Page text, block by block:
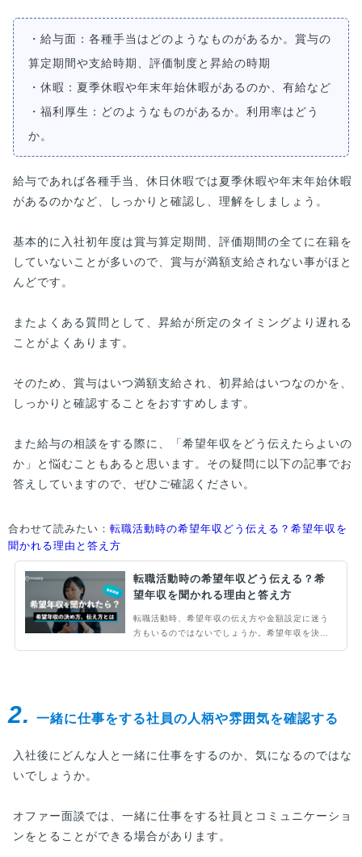
・給与面：各種手当はどのようなものがあるか。賞与の
算定期間や支給時期、評価制度と昇給の時期
・休暇：夏季休暇や年末年始休暇があるのか、有給など
・福利厚生：どのようなものがあるか。利用率はどう
か。
給与であれば各種手当、休日休暇では夏季休暇や年末年始休暇
があるのかなど、しっかりと確認し、理解をしましょう。
基本的に入社初年度は賞与算定期間、評価期間の全てに在籍を
していないことが多いので、賞与が満額支給されない事がほと
んどです。
またよくある質問として、昇給が所定のタイミングより遅れる
ことがよくあります。
そのため、賞与はいつ満額支給され、初昇給はいつなのかを、
しっかりと確認することをおすすめします。
また給与の相談をする際に、「希望年収をどう伝えたらよいの
か」と悩むこともあると思います。その疑問に以下の記事でお
答えしていますので、ぜひご確認ください。
合わせて読みたい： 転職活動時の希望年収どう伝える？希望年収を
聞かれる理由と答え方
転職活動時の希望年収どう伝える？希
望年収を聞かれる理由と答え方
転職活動時、希望年収の伝え方や金額設定に迷う
方もいるのではないでしょうか。希望年収を決め
2. 一緒に仕事をする社員の人柄や雰囲気を確認する
入社後にどんな人と一緒に仕事をするのか、気になるのではな
いでしょうか。
オファー面談では、一緒に仕事をする社員とコミュニケーショ
ンをとることができる場合があります。